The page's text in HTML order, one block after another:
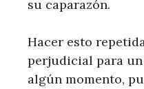
su caparazón.
Hacer esto
perjudicial para un
algún momento,